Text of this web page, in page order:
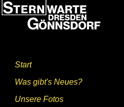
Start
Was gibt's Neues?
Unsere Fotos